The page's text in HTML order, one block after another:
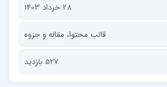
28 خرداد 1403
قالب محتوا، مقاله و جزوه
527 بازدید